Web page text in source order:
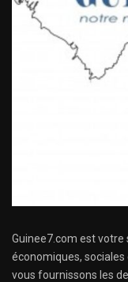
Guinee7.com est
économiques, sociales
vous fournissons les